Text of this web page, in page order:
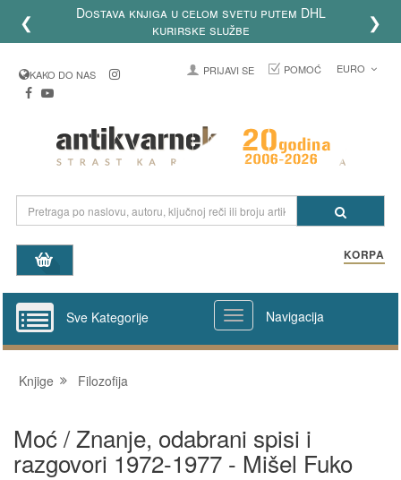
❮
Dostava knjiga u celom svetu putem DHL
kurirske službe
❯
KAKO DO NAS PRIJAVI SE POMOĆ EURO
KORPA
Sve Kategorije Navigacija
Knjige Filozofija
Moć / Znanje, odabrani spisi i
razgovori 1972-1977 - Mišel Fuko